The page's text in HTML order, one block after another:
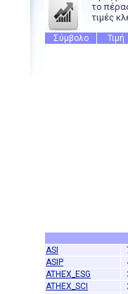
το
τιμές
Σύμβολο Τιμή
ASI
ASIP
ATHEX_ESG
ATHEX_SCI